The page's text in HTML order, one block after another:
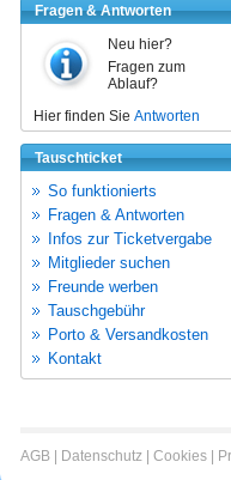
Fragen & Antworten
Neu hier?
Fragen zum
Ablauf?
Hier finden Sie Antworten
Tauschticket
So funktionierts
Fragen & Antworten
Infos zur Ticketvergabe
Mitglieder suchen
Freunde werben
Tauschgebühr
Porto & Versandkosten
Kontakt
AGB Datenschutz Cookies